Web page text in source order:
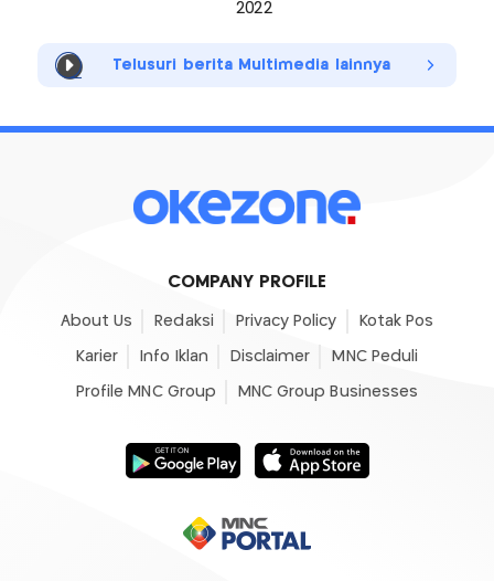
2022
Telusuri berita Multimedia lainnya
COMPANY PROFILE
About Us Redaksi Privacy Policy Kotak Pos
Karier Info Iklan Disclaimer MNC Peduli
Profile MNC Group MNC Group Businesses